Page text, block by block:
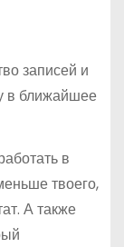
записей и
в ближайшее
в
твоего,
А также